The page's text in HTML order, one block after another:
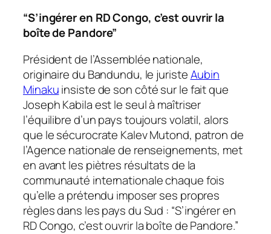
“S’ingérer en RD Congo, c’est ouvrir la
boîte de Pandore”
Président de l’Assemblée nationale,
originaire du Bandundu, le juristeAubin
Minakuinsiste de son côté sur le fait que
Joseph Kabila est le seul à maîtriser
l’équilibre d’un pays toujours volatil, alors
que le sécurocrate Kalev Mutond, patron de
l’Agence nationale de renseignements, met
en avant les piètres résultats de la
communauté internationale chaque fois
qu’elle a prétendu imposer ses propres
règles dans les pays du Sud : “S’ingérer en
RD Congo, c’est ouvrir la boîte de Pandore.”